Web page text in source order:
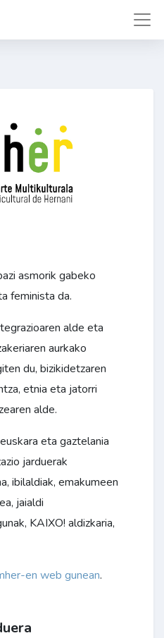
asmorik gabeko
feminista da.
alde eta
aurkako
du, bizikidetzaren
etnia eta jatorri
alde.
eta gaztelania
jarduerak
ibilaldiak, emakumeen
jaialdi
KAIXO! aldizkaria,
en web gunean.